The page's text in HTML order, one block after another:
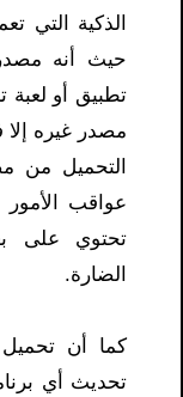
حيث أنه مصدر
تطبيق أو لعبة
مصدر غيره
التحميل من
عواقب
تحتوي على
الضارة.
كما أن
تحديث أي